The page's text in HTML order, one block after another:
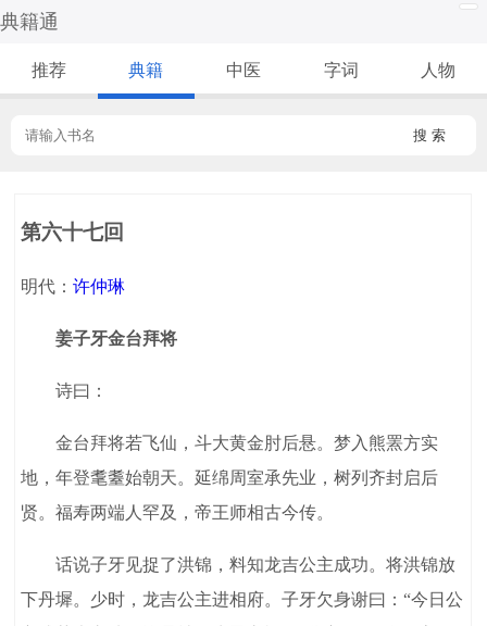
典籍通
推荐 典籍 中医 字词 人物
搜 索
第六十七回
明代：许仲琳
姜子牙金台拜将
诗曰：
金台拜将若飞仙，斗大黄金肘后悬。梦入熊罴方实
地，年登耄耋始朝天。延绵周室承先业，树列齐封启后
贤。福寿两端人罕及，帝王师相古今传。
话说子牙见捉了洪锦，料知龙吉公主成功。将洪锦放
下丹墀。少时，龙吉公主进相府。子牙欠身谢曰：“今日公